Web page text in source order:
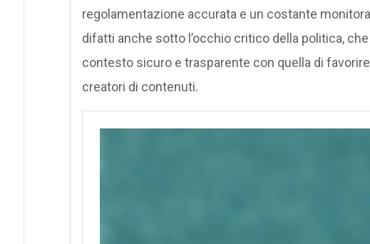
regolamentazione accurata e un costante
difatti anche sotto l’occhio critico della politica,
contesto sicuro e trasparente con quella di
creatori di contenuti.